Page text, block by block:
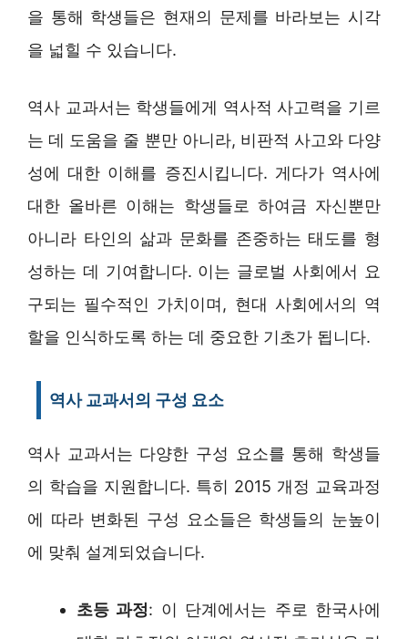
을 통해 학생들은 현재의 문제를 바라보는 시각
을 넓힐 수 있습니다.
역사 교과서는 학생들에게 역사적 사고력을 기르
는 데 도움을 줄 뿐만 아니라, 비판적 사고와 다양
성에 대한 이해를 증진시킵니다. 게다가 역사에
대한 올바른 이해는 학생들로 하여금 자신뿐만
아니라 타인의 삶과 문화를 존중하는 태도를 형
성하는 데 기여합니다. 이는 글로벌 사회에서 요
구되는 필수적인 가치이며, 현대 사회에서의 역
할을 인식하도록 하는 데 중요한 기초가 됩니다.
역사 교과서의 구성 요소
역사 교과서는 다양한 구성 요소를 통해 학생들
의 학습을 지원합니다. 특히 2015 개정 교육과정
에 따라 변화된 구성 요소들은 학생들의 눈높이
에 맞춰 설계되었습니다.
초등 과정: 이 단계에서는 주로 한국사에